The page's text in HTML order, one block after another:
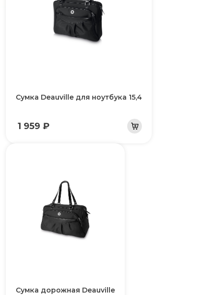
Сумка Deauville для ноутбука 15,4
1 959 ₽
Сумка дорожная Deauville